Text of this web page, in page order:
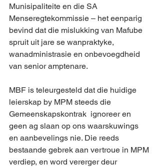
Munisipaliteite en die SA
Menseregtekommissie – het eenparig
bevind dat die mislukking van Mafube
spruit uit jare se wanpraktyke,
wanadministrasie en onbevoegdheid
van senior amptenare.
MBF is teleurgesteld dat die huidige
leierskap by MPM steeds die
Gemeenskapskontrak  ignoreer en
geen ag slaan op ons waarskuwings
en aanbevelings nie. Die reeds
bestaande gebrek aan vertroue in MPM
verdiep, en word vererger deur